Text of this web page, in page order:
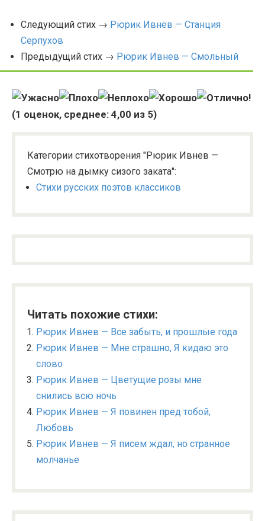
Следующий стих → Рюрик Ивнев — Станция
Серпухов
Предыдущий стих → Рюрик Ивнев — Смольный
(1 оценок, среднее: 4,00 из 5)
Категории стихотворения "Рюрик Ивнев —
Смотрю на дымку сизого заката":
Стихи русских поэтов классиков
Читать похожие стихи:
Рюрик Ивнев — Все забыть, и прошлые года
Рюрик Ивнев — Мне страшно, Я кидаю это
слово
Рюрик Ивнев — Цветущие розы мне
снились всю ночь
Рюрик Ивнев — Я повинен пред тобой,
Любовь
Рюрик Ивнев — Я писем ждал, но странное
молчанье